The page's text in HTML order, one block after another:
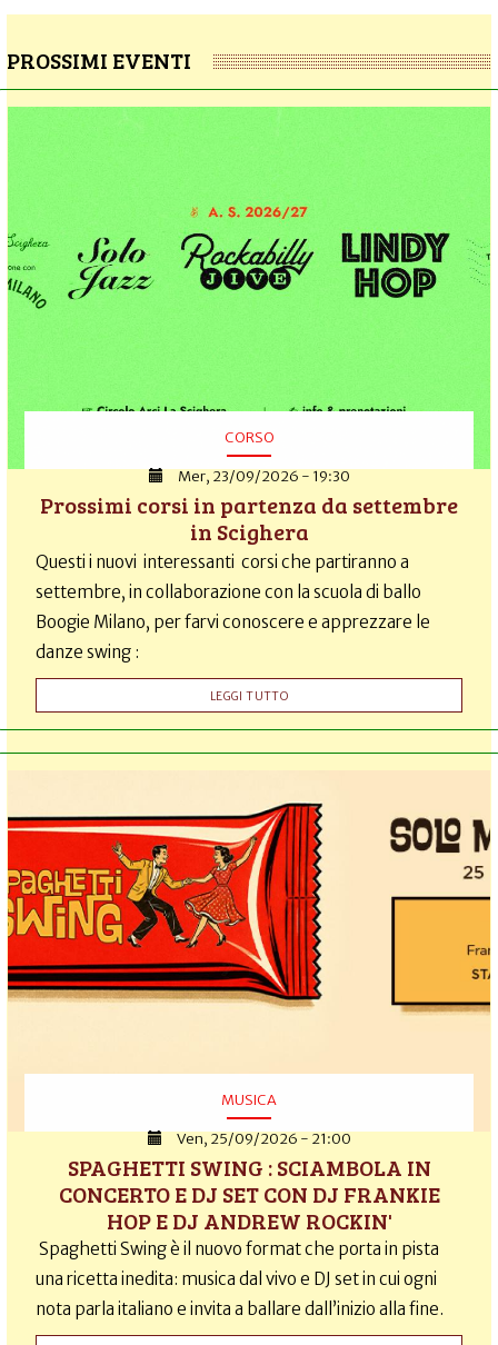
PROSSIMI EVENTI
CORSO
Mer, 23/09/2026 - 19:30
Prossimi corsi in partenza da settembre
in Scighera
Questi i nuovi interessanti corsi che partiranno a
settembre, in collaborazione con la scuola di ballo
Boogie Milano, per farvi conoscere e apprezzare le
danze swing :
LEGGI TUTTO
MUSICA
Ven, 25/09/2026 - 21:00
SPAGHETTI SWING : SCIAMBOLA IN
CONCERTO E DJ SET CON DJ FRANKIE
HOP E DJ ANDREW ROCKIN'
Spaghetti Swing è il nuovo format che porta in pista
una ricetta inedita: musica dal vivo e DJ set in cui ogni
nota parla italiano e invita a ballare dall’inizio alla fine.